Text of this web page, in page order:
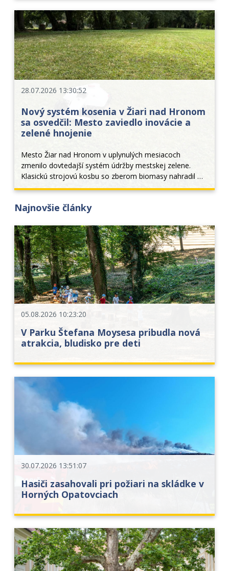
28.07.2026 13:30:52
Nový systém kosenia v Žiari nad Hronom
sa osvedčil: Mesto zaviedlo inovácie a
zelené hnojenie
Mesto Žiar nad Hronom v uplynulých mesiacoch
zmenilo dovtedajší systém údržby mestskej zelene.
Klasickú strojovú kosbu so zberom biomasy nahradil
moderný režim permanentného kosenia a mulčovania.
p
Najnovšie články
05.08.2026 10:23:20
V Parku Štefana Moysesa pribudla nová
atrakcia, bludisko pre deti
30.07.2026 13:51:07
Hasiči zasahovali pri požiari na skládke v
Horných Opatovciach